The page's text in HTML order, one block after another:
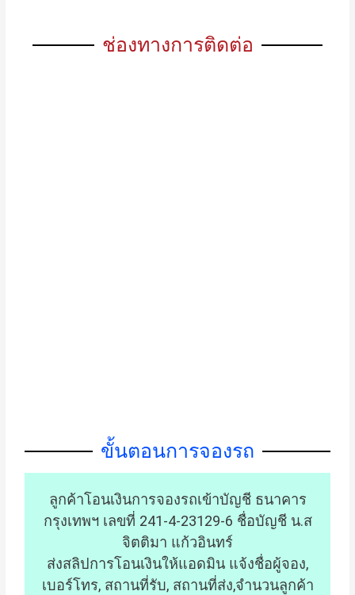
ช่องทางการติดต่อ
ขั้นตอนการจองรถ
ลูกค้าโอนเงินการจองรถเข้าบัญชี ธนาคาร
กรุงเทพฯ เลขที่ 241-4-23129-6 ชื่อบัญชี น.ส
จิตติมา แก้วอินทร์
ส่งสลิปการโอนเงินให้แอดมิน แจ้งชื่อผู้จอง,
เบอร์โทร, สถานที่รับ, สถานที่ส่ง,จำนวนลูกค้า